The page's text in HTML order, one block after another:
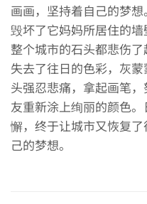
画画，坚持着自己的梦想
毁坏了它妈妈所居住的墙
整个城市的石头都悲伤
失去了往日的色彩，灰
头强忍悲痛，拿起画笔
友重新涂上绚丽的颜色
懈，终于让城市又恢复
己的梦想。